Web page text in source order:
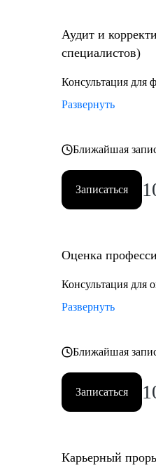
• Избавиться от
• Прокачать
• Финансовым
• Главным
• Финансовым
Аудит и
специалистов)
Консультация для
Развернуть
Ближайшая
Записаться
Оценка
Консультация для
Развернуть
Ближайшая
Записаться
Карьерный